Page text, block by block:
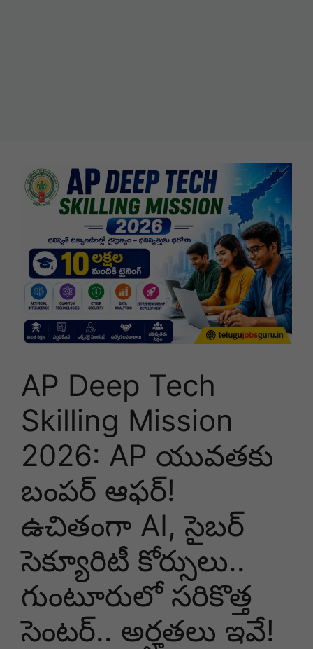
AP Deep Tech
Skilling Mission
2026: AP యువతకు
బంపర్ ఆఫర్!
ఉచితంగా AI, సైబర్
సెక్యూరిటీ కోర్సులు..
గుంటూరులో సరికొత్త
సెంటర్.. అర్హతలు ఇవే!